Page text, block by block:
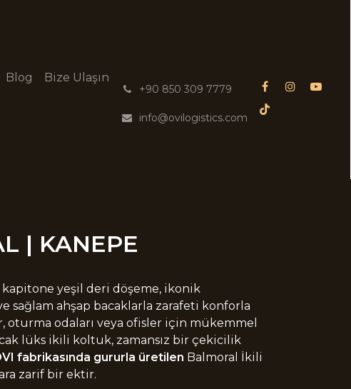
Blog Bize Ulaşın
+90 850 309 7779
info@ovilogistics.com
| KANEPE
kapitone yeşil deri döşeme, ikonik
sağlam ahşap bacaklarla zarafeti konforla
oturma odaları veya ofisler için mükemmel
lüks ikili koltuk, zamansız bir çekicilik
fabrikasında gururla üretilen Balmoral İkili
zarif bir ektir.